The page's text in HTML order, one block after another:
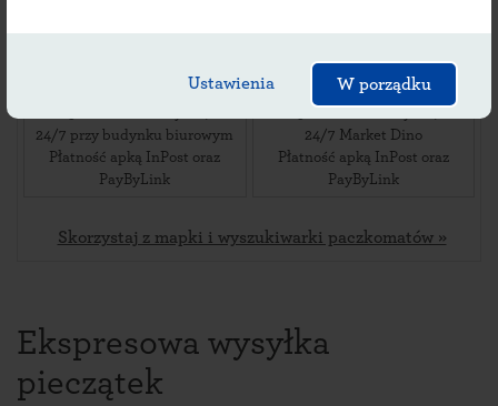
Ustawienia W porządku
ul. Dobieszczyzna 48,
24/7 przy budynku biurowym
Płatność apką InPost oraz
PayByLink
ul. Dobieszczyzna 26A
24/7 Market Dino
Płatność apką InPost oraz
PayByLink
Skorzystaj z mapki i wyszukiwarki paczkomatów »
Ekspresowa wysyłka
pieczątek